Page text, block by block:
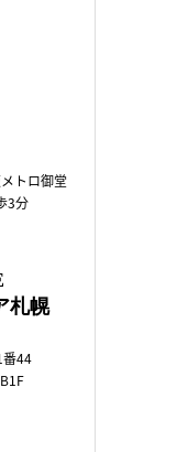
メトロ御堂
3分
札幌
番44